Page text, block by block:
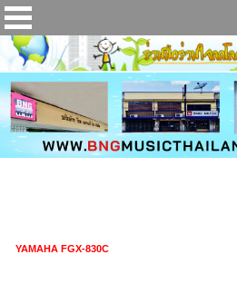
YAMAHA FGX-830C